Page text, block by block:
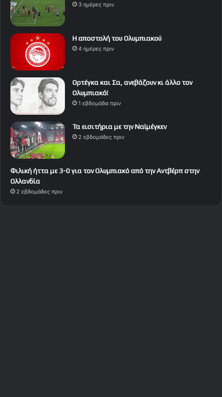
3 ημέρες πριν
Η αποστολή του Ολυμπιακού
4 ημέρες πριν
Ορτέγκα και Σα, ανεβάζουν κι άλλο τον
Ολυμπιακό!
1 εβδομάδα πριν
Τα εισιτήρια με την Ναϊμέγκεν
2 εβδομάδες πριν
Φιλική ήττα με 3-0 για τον Ολυμπιακό από την Αντβέρπ στην
Ολλανδία
2 εβδομάδες πριν